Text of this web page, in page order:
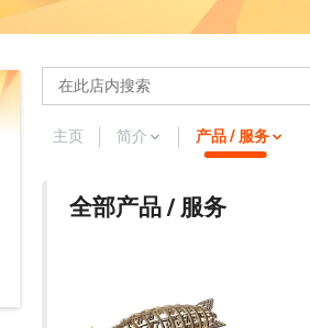
主页 简介 产品 / 服务
全部产品 / 服务